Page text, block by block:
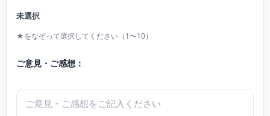
未選択
★をなぞって選択してください（1〜10）
ご意見・ご感想：